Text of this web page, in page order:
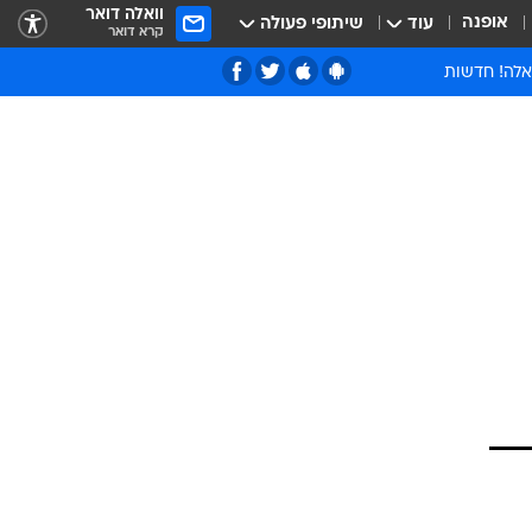
אופנה עוד שיתופי פעולה וואלה דואר
קרא דואר
חדשות